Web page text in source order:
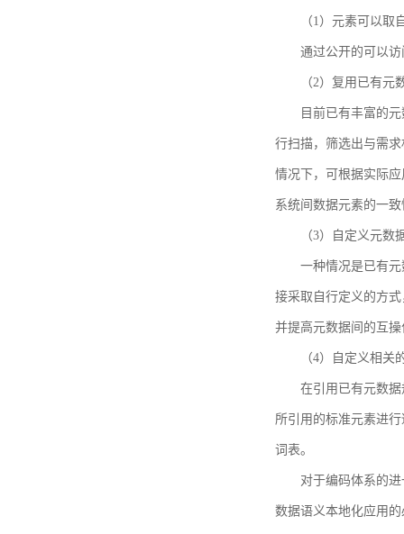
（1）元素可以取
通过公开的可以
（2）复用已有元
目前已有丰富的
行扫描，筛选出与需
情况下，可根据实际
系统间数据元素的一致
（3）自定义元数
一种情况是已有
接采取自行定义的方
并提高元数据间的互
（4）自定义相关
在引用已有元数
所引用的标准元素进
词表。
对于编码体系的
数据语义本地化应用